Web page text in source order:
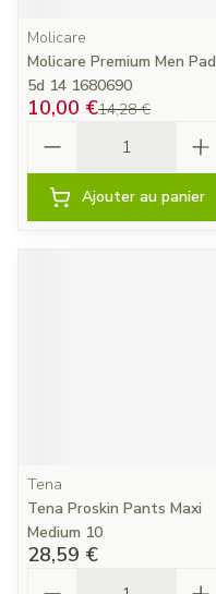
Molicare
Molicare Premium Men Pad
5d 14 1680690
14,28 €
10,00 €
Ajouter au panier
Tena
Tena Proskin Pants Maxi
Medium 10
28,59 €